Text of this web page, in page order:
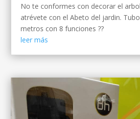
No te conformes con decorar el
atrévete con el Abeto del jardin.
metros con 8 funciones ??
leer más